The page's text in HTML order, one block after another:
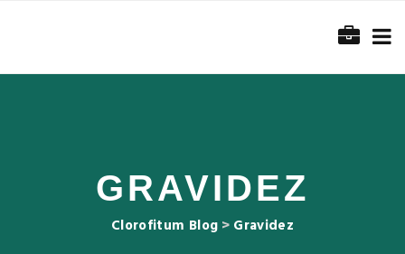
GRAVIDEZ
Clorofitum Blog > Gravidez